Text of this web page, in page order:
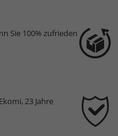
Sie 100% zufrieden
23 Jahre